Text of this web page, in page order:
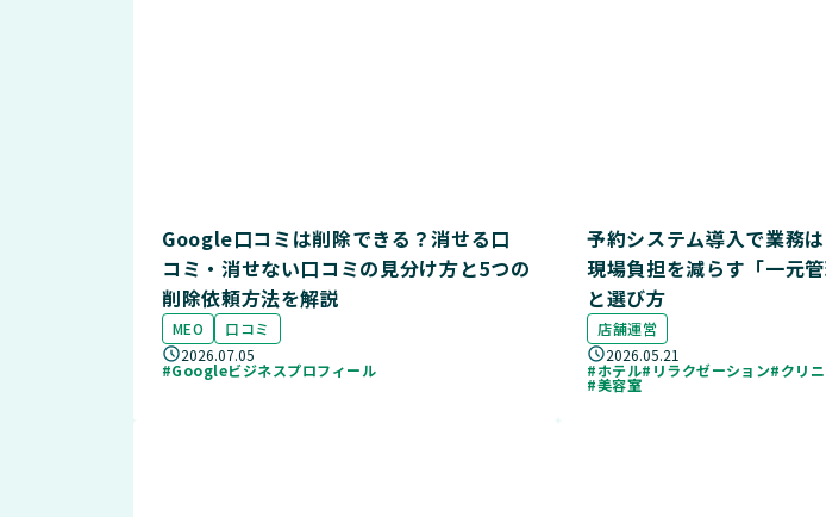
Google口コミは削除できる？消せる口
コミ・消せない口コミの見分け方と5つの
削除依頼方法を解説
MEO
口コミ
2026.07.05
#Googleビジネスプロフィール
予約システム導入で業務
現場負担を減らす「一元
と選び方
店舗運営
2026.05.21
#ホテル#リラクゼーション#クリ
#美容室